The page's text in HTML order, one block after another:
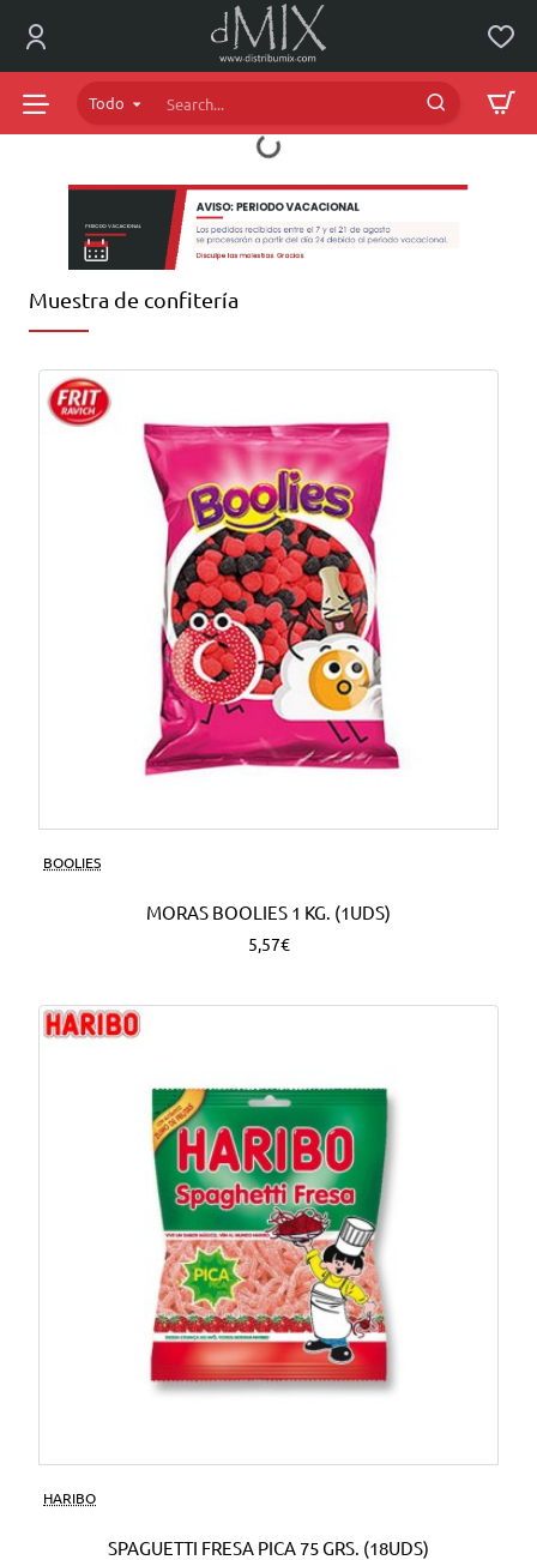
dMIX
Online
Todo
Search...
Muestra de confitería
BOOLIES
MORAS BOOLIES 1 KG. (1UDS)
5,57€
HARIBO
SPAGUETTI FRESA PICA 75 GRS. (18UDS)